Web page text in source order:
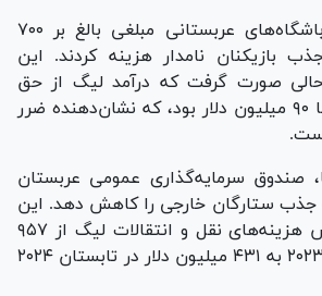
در تابستان ۲۰۲۳، باشگاه‌های عربستانی مبلغی بالغ بر ۷۰۰
بازیکنان نامدار هزینه کردند. این
حالی صورت گرفت که درآمد لیگ از حق
پخش و تبلیغات تنها ۹۰ میلیون دلار بود، که نشان‌دهنده ضرر
صندوق سرمایه‌گذاری عمومی عربستان
ستارگان خارجی را کاهش دهد. این
اقدام منجر به کاهش هزینه‌های نقل و انتقالات لیگ از ۹۵۷
میلیون دلار در سال ۲۰۲۳ به ۴۳۱ میلیون دلار در تابستان ۲۰۲۴